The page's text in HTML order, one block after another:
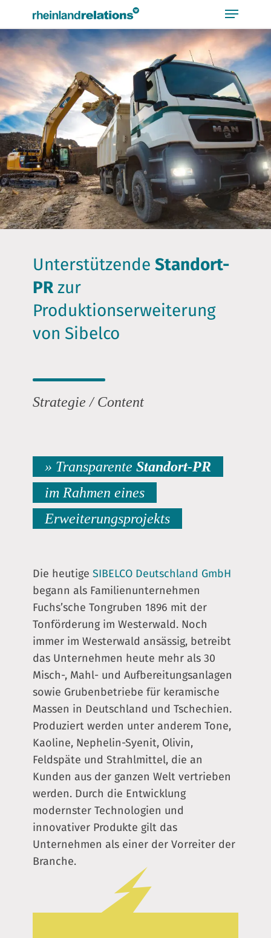
Bitte
beachten
Sie,
dass
diese
Seite
ein
Zugänglichkeitssystem
verwendet.
Unterstützende Standort-
PRzur
Produktionserweiterung
von Sibelco
Strategie / Content
» Transparente Standort-PR
im Rahmen eines
Erweiterungsprojekts
Die heutigeSIBELCO Deutschland GmbH
begann als Familienunternehmen
Fuchs’sche Tongruben 1896 mit der
Tonförderung im Westerwald. Noch
immer im Westerwald ansässig, betreibt
das Unternehmen heute mehr als 30
Misch-, Mahl- und Aufbereitungsanlagen
sowie Grubenbetriebe für keramische
Massen in Deutschland und Tschechien.
Produziert werden unter anderem Tone,
Kaoline, Nephelin-Syenit, Olivin,
Feldspäte und Strahlmittel, die an
Kunden aus der ganzen Welt vertrieben
werden. Durch die Entwicklung
modernster Technologien und
innovativer Produkte gilt das
Unternehmen als einer der Vorreiter der
Branche.